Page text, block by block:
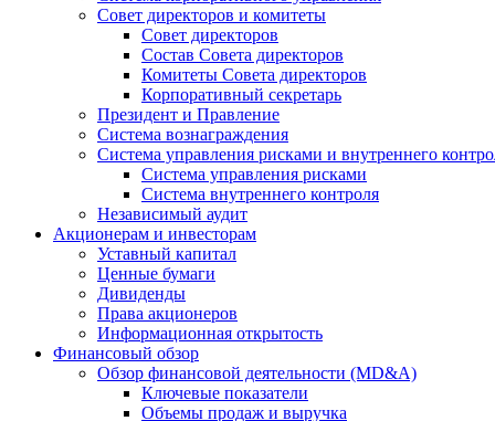
Совет директоров и комитеты
Совет директоров
Состав Совета директоров
Комитеты Совета директоров
Корпоративный секретарь
Президент и Правление
Система вознаграждения
Система управления рисками и внутреннего
Система управления рисками
Система внутреннего контроля
Независимый аудит
Акционерам и инвесторам
Уставный капитал
Ценные бумаги
Дивиденды
Права акционеров
Информационная открытость
Финансовый обзор
Обзор финансовой деятельности (MD&A)
Ключевые показатели
Объемы продаж и выручка